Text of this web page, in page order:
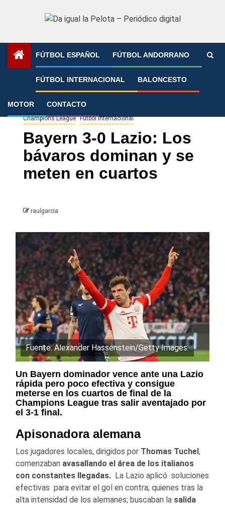
FÚTBOL ESPAÑOL FÚTBOL ANDORRANO
FÚTBOL INTERNACIONAL BALONCESTO
MOTOR CONTACTO
»
Champions League Fútbol Internacional
Bayern 3-0 Lazio: Los
bávaros dominan y se
meten en cuartos
raulgarcia
Fuente: Alexander Hassenstein/Getty Images.
Un Bayern dominador vence ante una Lazio
rápida pero poco efectiva y consigue
meterse en los cuartos de final de la
Champions League tras salir aventajado por
el 3-1 final.
Apisonadora alemana
Los jugadores locales, dirigidos por Thomas Tuchel,
comenzaban avasallando el área de los italianos
con constantes llegadas. La Lazio aplicó soluciones
efectivas para evitar el gol en contra; quienes tras la
alta intensidad de los alemanes; buscaban la salida